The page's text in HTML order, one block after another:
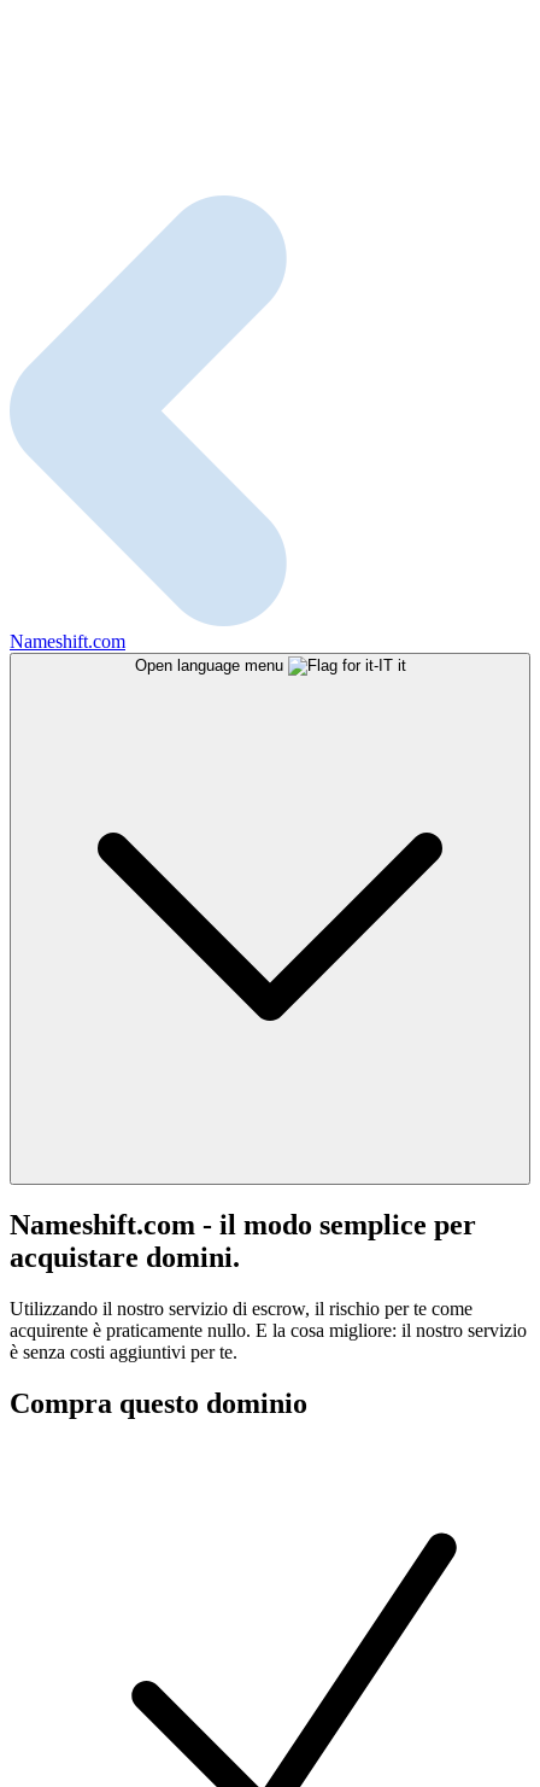
Nameshift.com
Open language menu it
Nameshift.com - il modo semplice per
acquistare domini.
Utilizzando il nostro servizio di escrow, il rischio per te come
acquirente è praticamente nullo. E la cosa migliore: il nostro servizio
è senza costi aggiuntivi per te.
Compra questo dominio